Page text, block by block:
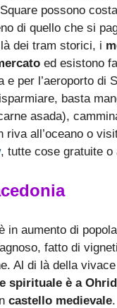
possono
di quello che si
dei tram storici, i
ed esistono
e per l’aeroporto di
basta
asada),
riva all’oceano o
, tutte cose gratuite o
in aumento di
fatto di
Al di là della
spirituale è a ​​Ohrid
castello medievale.